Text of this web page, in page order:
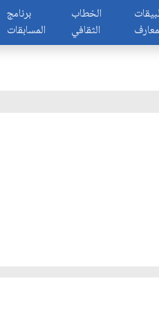
برنامج
المسابقات
الخطاب
الثقافي